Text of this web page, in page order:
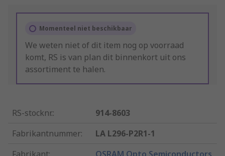
Momenteel niet beschikbaar
We weten niet of dit item nog op voorraad
komt, RS is van plan dit binnenkort uit ons
assortiment te halen.
RS-stocknr.:
914-8603
Fabrikantnummer:
LA L296-P2R1-1